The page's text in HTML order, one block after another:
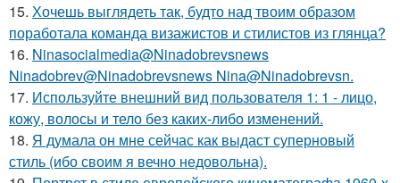
15. Хочешь выглядеть так, будто над твоим образом
поработала команда визажистов и стилистов из глянца?
16. Ninasocialmedia@Ninadobrevsnews
Ninadobrev@Ninadobrevsnews Nina@Ninadobrevsn.
17. Используйте внешний вид пользователя 1: 1 - лицо,
кожу, волосы и тело без каких-либо изменений.
18. Я думала он мне сейчас как выдаст суперновый
стиль (ибо своим я вечно недовольна).